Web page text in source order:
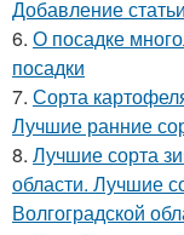
Добавление
6. О посадке
посадки
7. Сорта
Лучшие ранние
8. Лучшие сорта
области. Лучшие
Волгоградской